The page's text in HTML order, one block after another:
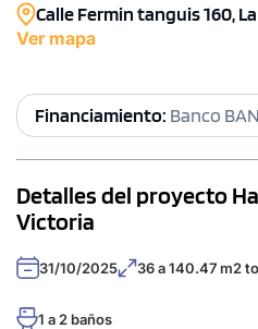
Calle Fermin tanguis 160,
Ver mapa
Financiamiento: Banco
Detalles del proyecto
Victoria
31/10/2025 36 a 140.47 m2
1 a 2 baños